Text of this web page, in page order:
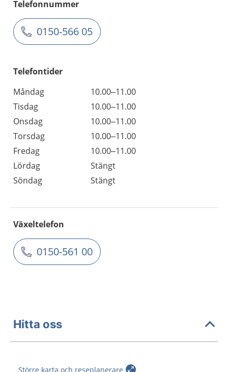
Telefonnummer
0150-566 05
Telefontider
Måndag
10.00–11.00
Tisdag
10.00–11.00
Onsdag
10.00–11.00
Torsdag
10.00–11.00
Fredag
10.00–11.00
Lördag
Stängt
Söndag
Stängt
Växeltelefon
0150-561 00
Hitta oss
Större karta och reseplanerare